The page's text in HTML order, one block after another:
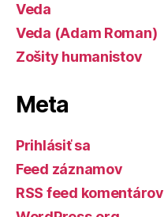
Veda
Veda (Adam Roman)
Zošity humanistov
Meta
Prihlásiť sa
Feed záznamov
RSS feed komentárov